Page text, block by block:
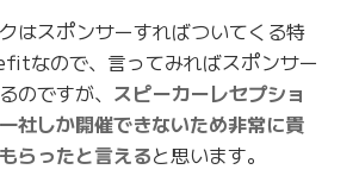
はスポンサーすればついてくる特
なので、言ってみればスポンサー
のですが、 スピーカーレセプショ
社しか開催できないため非常に貴
らったと言えると思います。